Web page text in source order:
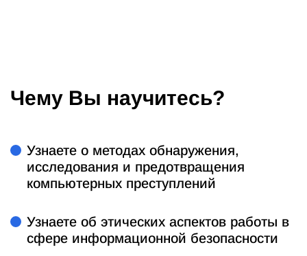
Чему Вы научитесь?
Узнаете о методах обнаружения,
исследования и предотвращения
компьютерных преступлений
Узнаете об этических аспектов работы в
сфере информационной безопасности